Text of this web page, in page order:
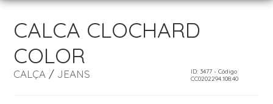
CALCA CLOCHARD
COLOR
CALÇA/ JEANS
ID: 3477 - Código
CC0202294.108.40